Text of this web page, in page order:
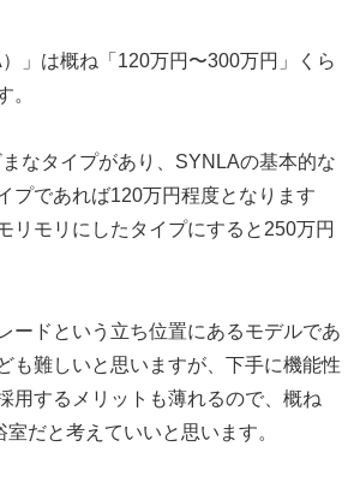
）」は概ね「120万円〜300万円」くら
。
なタイプがあり、SYNLAの基本的な
プであれば120万円程度となります
リモリにしたタイプにすると250万円
ードという立ち位置にあるモデルであ
も難しいと思いますが、下手に機能性
用するメリットも薄れるので、概ね
だと考えていいと思います。